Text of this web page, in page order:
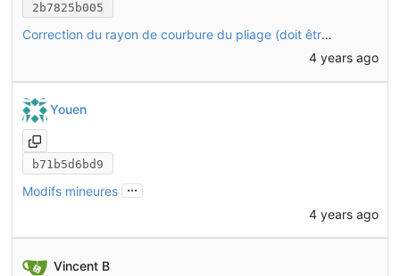
2b7825b005
Correction du rayon de courbure du pliage (doit être >= à l'épaisseur)
4 years ago
Youen
b71b5d6bd9
Modifs mineures ...
4 years ago
Vincent B